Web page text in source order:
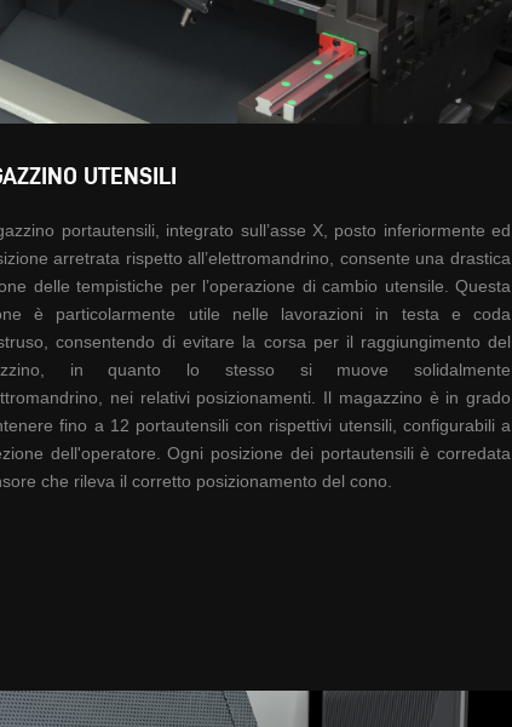
UTENSILI
portautensili, integrato sull’asse X, posto inferiormente ed
arretrata rispettoall’elettromandrino, consente una drastica
delle tempistiche per l’operazione di cambio utensile. Questa
è particolarmente utile nelle lavorazioni in testa e coda
consentendo dievitare la corsa per il raggiungimento del
in quanto lo stesso si muovesolidalmente
nei relativi posizionamenti. Il magazzino è in grado
fino a 12 portautensili con rispettivi utensili, configurabili a
dell'operatore. Ogni posizione dei portautensili ècorredata
che rileva il corretto posizionamento del cono.